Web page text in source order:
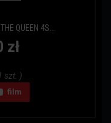
QUEEN 4S...
zł
szt. )
film